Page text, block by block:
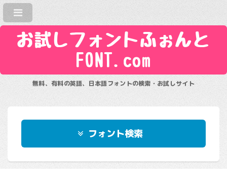
お試しフォントふぉんと
FONT.com
無料、有料の英語、日本語フォントの検索・お試しサイト
フォント検索